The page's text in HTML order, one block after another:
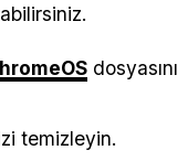
dosyasını
temizleyin.